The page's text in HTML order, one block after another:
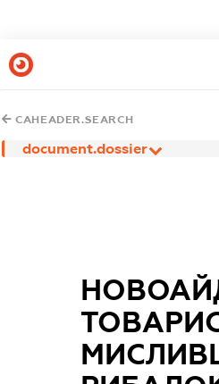
CAHEADER.SEARCH
document.dossier